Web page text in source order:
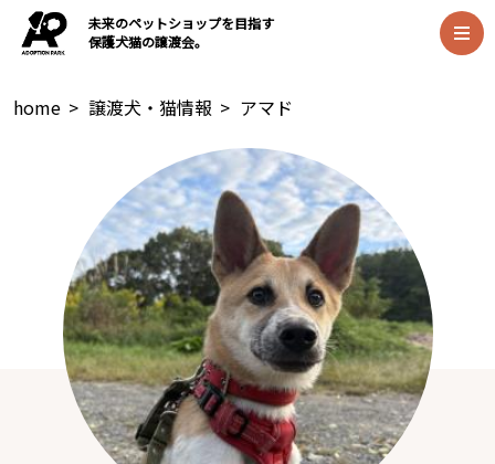
未来のペットショップを目指す
保護犬猫の譲渡会。
home > 譲渡犬・猫情報 > アマド